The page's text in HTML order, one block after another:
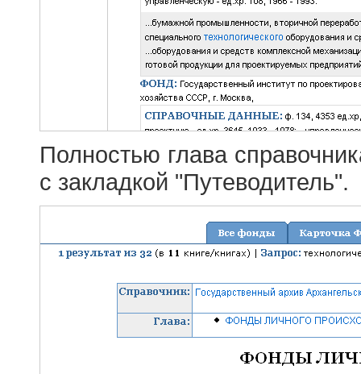
Полностью глава
с закладкой "Путеводитель".